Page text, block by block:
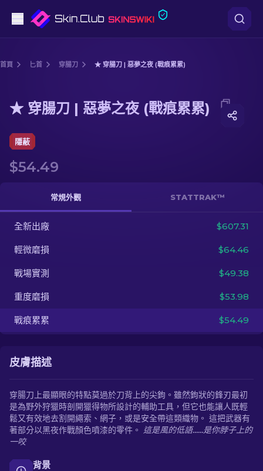
步槍
匕首
手套
武器箱
其他
ZH-TW
首頁 匕首 穿腸刀 ★ 穿腸刀 | 惡夢之夜 (戰痕累累)
Media of ★ 穿腸刀 | 惡夢之夜 (戰痕累累)
★ 穿腸刀 | 惡夢之夜 (戰痕累累)
隱蔽
$54.49
常規外觀 STATTRAK™
全新出廠 $607.31
輕微磨損 $64.46
戰場實測 $49.38
重度磨損 $53.98
戰痕累累 $54.49
皮膚描述
穿腸刀上最顯眼的特點莫過於刀背上的尖鉤。雖然鉤狀的鋒刃最初
是為野外狩獵時剖開獵得物所設計的輔助工具，但它也能讓人既輕
鬆又有效地去割開繩索、網子，或是安全帶這類織物。 這把武器有
著部分以黑夜作戰顏色噴漆的零件。 這是風的低語......是你脖子上的
一咬
背景